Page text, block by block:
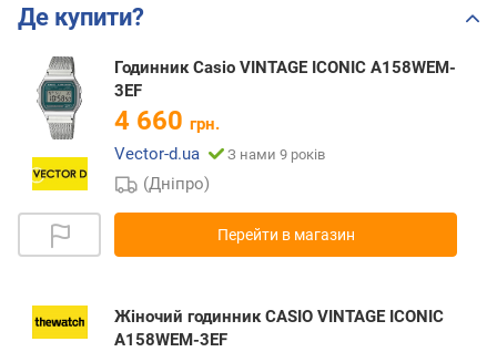
Де купити?
Годинник Casio VINTAGE ICONIC A158WEM-
3EF
4 660 грн.
Vector-d.ua
З нами 9 років
(Дніпро)
Перейти в магазин
Жіночий годинник CASIO VINTAGE ICONIC
A158WEM-3EF